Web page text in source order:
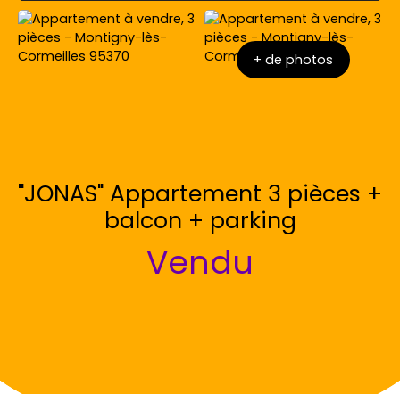
+ de photos
"JONAS" Appartement 3 pièces +
balcon + parking
Vendu